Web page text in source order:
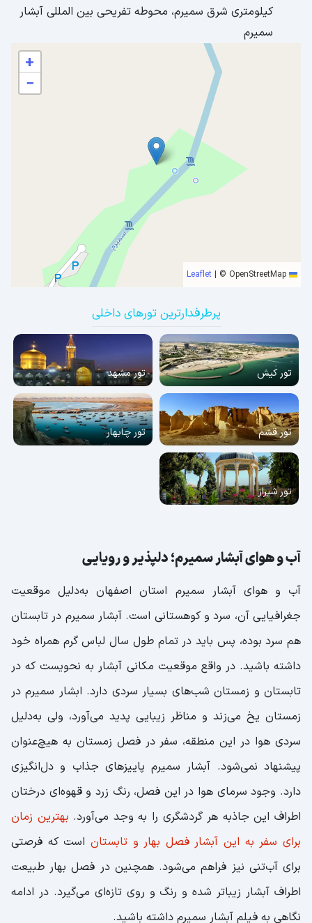
کیلومتری شرق سمیرم، محوطه تفریحی بین المللی آبشار
سمیرم
+
−
| © OpenStreetMap
پرطرفدارترین تورهای داخلی
تور کیش تور مشهد
تور قشم تور چابهار
تور شیراز
آب و هوای آبشار سمیرم؛ دلپذیر و رویایی
آب و هوای آبشار سمیرم استان اصفهان به‌دلیل موقعیت
جغرافیایی آن، سرد و کوهستانی است. آبشار سمیرم در تابستان
هم سرد بوده، پس باید در تمام طول سال لباس گرم همراه خود
داشته باشید. در واقع موقعیت مکانی آبشار به نحویست که در
تابستان و زمستان شب‌های بسیار سردی دارد. ابشار سمیرم در
زمستان یخ می‌زند و مناظر زیبایی پدید می‌آورد، ولی به‌دلیل
سردی هوا در این منطقه، سفر در فصل زمستان به هیچ‌عنوان
پیشنهاد نمی‌شود. آبشار سمیرم پاییزهای جذاب و دل‌انگیزی
دارد. وجود سرمای هوا در این فصل، رنگ زرد و قهوه‌ای درختان
اطراف این جاذبه هر گردشگری را به وجد می‌آورد. بهترین زمان
برای سفر به این آبشار فصل بهار و تابستان است که فرصتی
برای آب‌تنی نیز فراهم می‌شود. همچنین در فصل بهار طبیعت
اطراف آبشار زیباتر شده و رنگ و روی تازه‌ای می‌گیرد. در ادامه
نگاهی به فیلم آبشار سمیرم داشته باشید.